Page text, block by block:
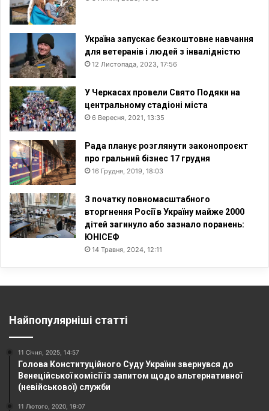
Україна запускає безкоштовне навчання
для ветеранів і людей з інвалідністю
12 Листопада, 2023, 17:56
У Черкасах провели Свято Подяки на
центральному стадіоні міста
6 Вересня, 2021, 13:35
Рада планує розглянути законопроєкт
про гральний бізнес 17 грудня
16 Грудня, 2019, 18:03
З початку повномасштабного
вторгнення Росії в Україну майже 2000
дітей загинуло або зазнало поранень:
ЮНІСЕФ
14 Травня, 2024, 12:11
Найпопулярніші статті
11 Січня, 2025, 14:57
Голова Конституційного Суду України звернувся до
Венеційської комісії із запитом щодо альтернативної
(невійськової) служби
11 Лютого, 2020, 19:07